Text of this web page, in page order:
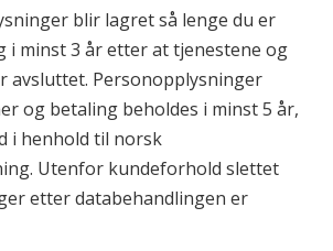
blir lagret så lenge du er
i minst 3 år etter at tjenestene og
avsluttet. Personopplysninger
og betaling beholdes i minst 5 år,
i henhold til norsk
Utenfor kundeforhold slettet
etter databehandlingen er